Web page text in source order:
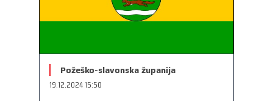
Požeško-slavonska županija
19.12.2024 15:50